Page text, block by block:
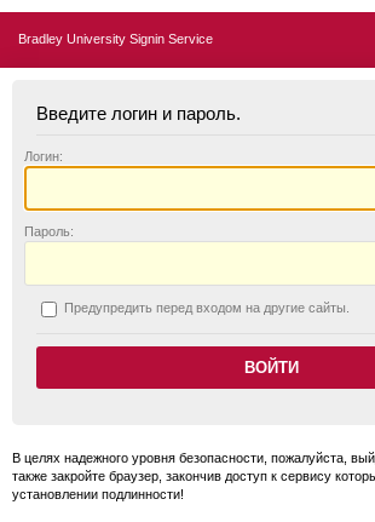
Bradley University Signin Service
Введите логин и пароль.
Логин:
Пароль:
Предупредить перед входом на другие сайты.
В целях надежного уровня безопасности, пожалуйста,
также закройте браузер, закончив доступ к сервису
установлении подлинности!